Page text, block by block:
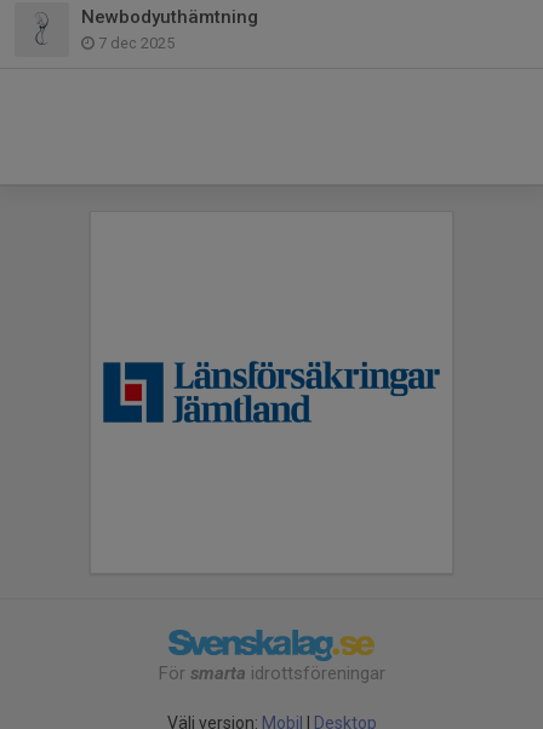
Newbodyuthämtning
7 dec 2025
För smarta idrottsföreningar
Välj version: Mobil Desktop